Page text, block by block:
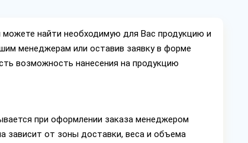
найти необходимую для Вас продукцию и
менеджерам или оставив заявку в форме
возможность нанесения на продукцию
при оформлении заказа менеджером
зависит от зоны доставки, веса и объема